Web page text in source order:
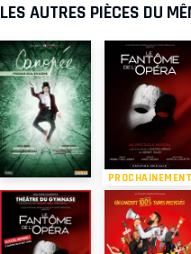
LES AUTRES PIÈCES DU
PROCHAINEMENT